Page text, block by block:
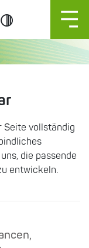
Seite vollständig
die passende
entwickeln.